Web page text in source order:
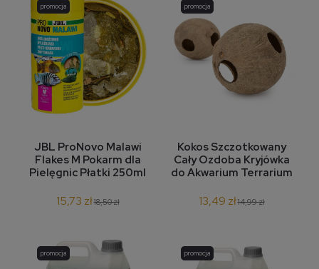
JBL ProNovo Malawi
Flakes M Pokarm dla
Pielęgnic Płatki 250ml
15,73 zł18,50 zł
promocja
Kokos Szczotkowany
Cały Ozdoba Kryjówka
do Akwarium Terrarium
13,49 zł14,99 zł
promocja
promocja promocja